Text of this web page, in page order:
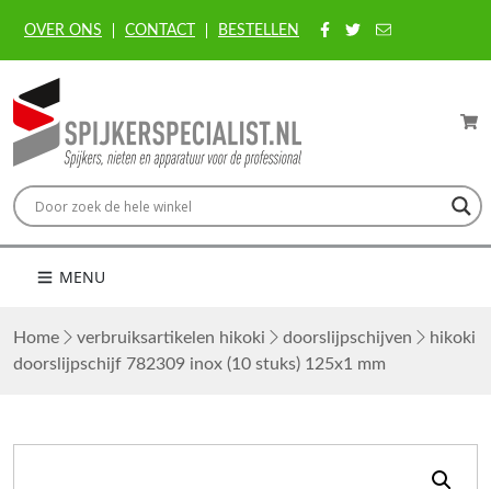
OVER ONS CONTACT BESTELLEN
MENU
Home verbruiksartikelen hikoki doorslijpschijven
hikoki
doorslijpschijf 782309 inox (10 stuks) 125x1 mm